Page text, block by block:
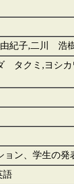
紀子,二川 浩
タクミ,ヨシ
ョン、学生の発
語